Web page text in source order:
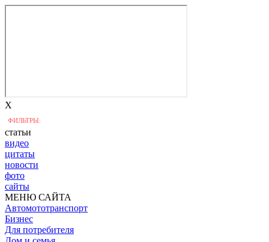
X
ФИЛЬТРЫ:
статьи
видео
цитаты
новости
фото
сайты
МЕНЮ САЙТА
Автомототранспорт
Бизнес
Для потребителя